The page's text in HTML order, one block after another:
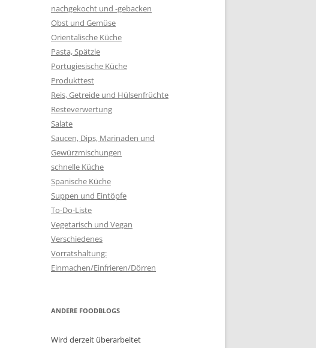
nachgekocht und -gebacken
Obst und Gemüse
Orientalische Küche
Pasta, Spätzle
Portugiesische Küche
Produkttest
Reis, Getreide und Hülsenfrüchte
Resteverwertung
Salate
Saucen, Dips, Marinaden und
Gewürzmischungen
schnelle Küche
Spanische Küche
Suppen und Eintöpfe
To-Do-Liste
Vegetarisch und Vegan
Verschiedenes
Vorratshaltung:
Einmachen/Einfrieren/Dörren
ANDERE FOODBLOGS
Wird derzeit überarbeitet